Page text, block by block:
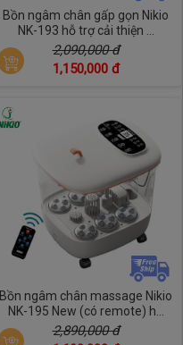
Bồn ngâm chân gấp gọn Nikio
NK-193 hỗ trợ cải thiện ...
2,090,000 đ
1,150,000 đ
Bồn ngâm chân massage Nikio
NK-195 New (có remote) h...
2,890,000 đ